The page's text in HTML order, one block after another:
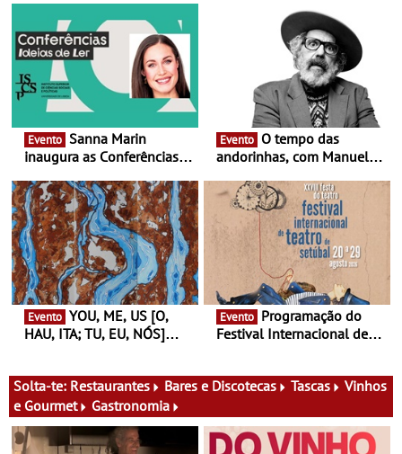
Evento
inaugura as Conferências
Antiga primeira-ministra da
Finlândia é a convidada da
primeira edição do novo
ciclo de debates dedicado
aos grandes temas do
nosso tempo
Evento
andorinhas, com Manuel
Atum - Concerto
performance na MAAT
Gallery a 3 de Setembro,
19:30
Evento
HAU, ITA; TU, EU, NÓS]
13 de Dezembro
Evento
Festival Internacional de
29 de Agosto
Solta-te: Restaurantes Bares e Discotecas Tascas
Vinhos
e Gourmet
Gastronomia